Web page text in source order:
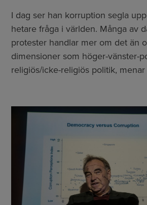
I dag ser han korruption segla
hetare fråga i världen. Många av
protester handlar mer om det än
dimensioner som höger-vänster-
religiös/icke-religiös politik, menar